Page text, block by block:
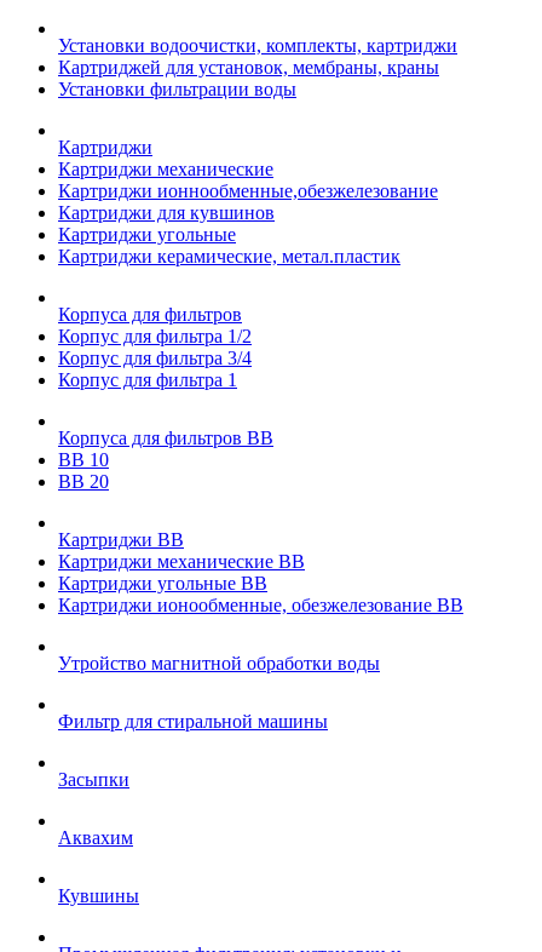
Установки водоочистки, комплекты, картриджи
Картриджей для установок, мембраны, краны
Установки фильтрации воды
Картриджи
Картриджи механические
Картриджи ионнообменные,обезжелезование
Картриджи для кувшинов
Картриджи угольные
Картриджи керамические, метал.пластик
Корпуса для фильтров
Корпус для фильтра 1/2
Корпус для фильтра 3/4
Корпус для фильтра 1
Корпуса для фильтров ВВ
ВВ 10
ВВ 20
Картриджи ВВ
Картриджи механические ВВ
Картриджи угольные ВВ
Картриджи ионообменные, обезжелезование ВВ
Утройство магнитной обработки воды
Фильтр для стиральной машины
Засыпки
Аквахим
Кувшины